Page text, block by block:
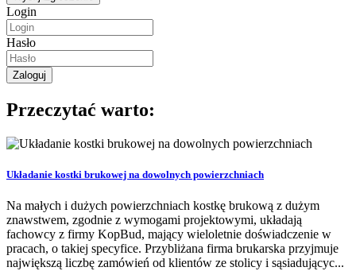
Login
Hasło
Przeczytać warto:
Układanie kostki brukowej na dowolnych powierzchniach
Na małych i dużych powierzchniach kostkę brukową z dużym
znawstwem, zgodnie z wymogami projektowymi, układają
fachowcy z firmy KopBud, mający wieloletnie doświadczenie w
pracach, o takiej specyfice. Przybliżana firma brukarska przyjmuje
największą liczbę zamówień od klientów ze stolicy i sąsiadującyc...